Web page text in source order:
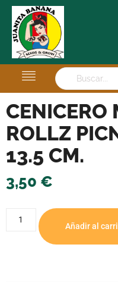
CENICERO
ROLLZ
13.5 CM.
3,50 €
Añadir al